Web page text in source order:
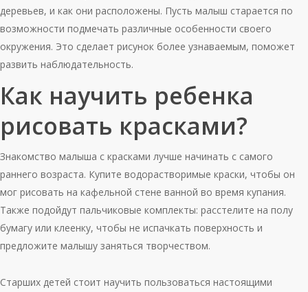
деревьев, и как они расположены. Пусть малыш старается по
возможности подмечать различные особенности своего
окружения. Это сделает рисунок более узнаваемым, поможет
развить наблюдательность.
Как научить ребенка
рисовать красками?
Знакомство малыша с красками лучше начинать с самого
раннего возраста. Купите водорастворимые краски, чтобы он
мог рисовать на кафельной стене ванной во время купания.
Также подойдут пальчиковые комплекты: расстелите на полу
бумагу или клеенку, чтобы не испачкать поверхность и
предложите малышу заняться творчеством.
Старших детей стоит научить пользоваться настоящими